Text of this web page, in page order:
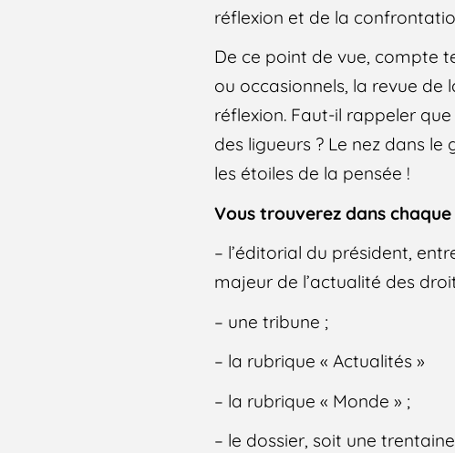
réflexion et de la
De ce point de vue, compte
ou occasionnels, la revue de
réflexion. Faut-il rappeler
des ligueurs ? Le nez dans
les étoiles de la pensée !
Vous trouverez dans
– l’éditorial du président,
majeur de l’actualité des
– une tribune ;
– la rubrique « Actualités »
– la rubrique « Monde » ;
– le dossier, soit une